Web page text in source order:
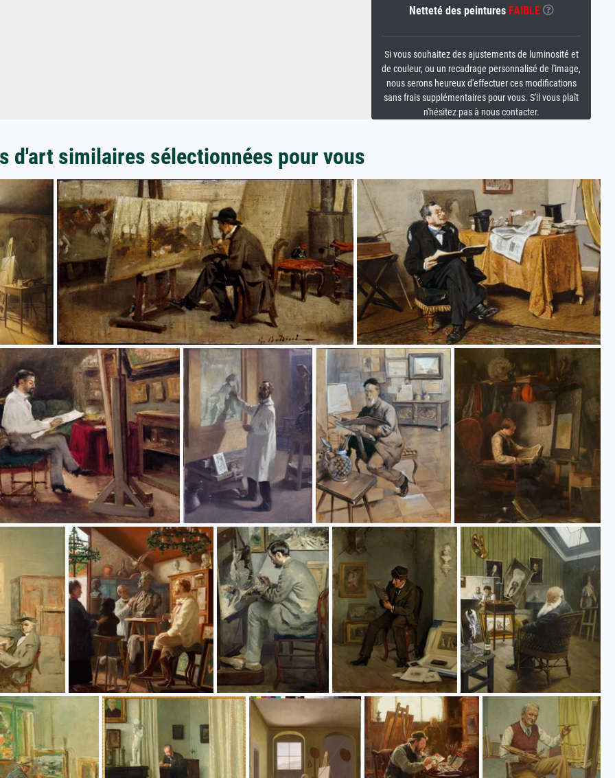
Netteté des peintures FAIBLE
Si vous souhaitez des ajustements de luminosité et
de couleur, ou un recadrage personnalisé de l'image,
nous serons heureux d'effectuer ces modifications
sans frais supplémentaires pour vous. S'il vous plaît
n'hésitez pas à nous contacter.
d'art similaires sélectionnées pour vous